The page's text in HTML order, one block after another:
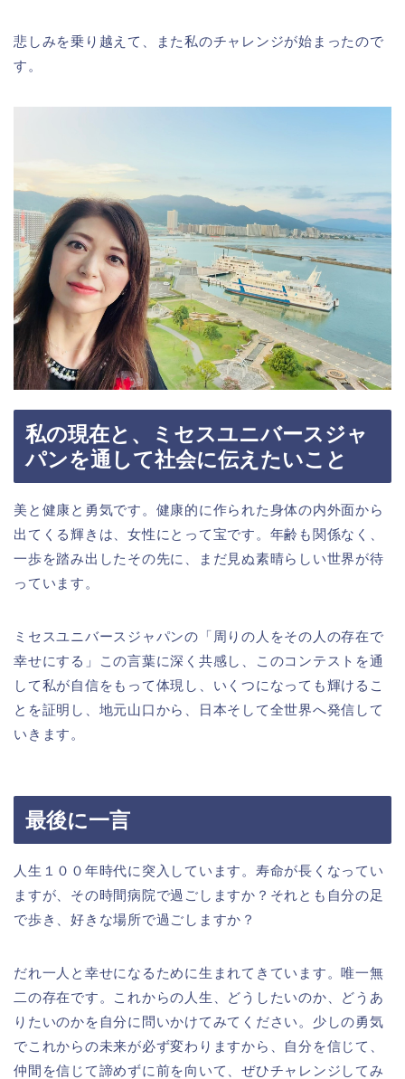
悲しみを乗り越えて、また私のチャレンジが始まったので
す。
私の現在と、ミセスユニバースジャ
パンを通して社会に伝えたいこと
美と健康と勇気です。健康的に作られた身体の内外面から
出てくる輝きは、女性にとって宝です。年齢も関係なく、
一歩を踏み出したその先に、まだ見ぬ素晴らしい世界が待
っています。
ミセスユニバースジャパンの「周りの人をその人の存在で
幸せにする」この言葉に深く共感し、このコンテストを通
して私が自信をもって体現し、いくつになっても輝けるこ
とを証明し、地元山口から、日本そして全世界へ発信して
いきます。
最後に一言
人生１００年時代に突入しています。寿命が長くなってい
ますが、その時間病院で過ごしますか？それとも自分の足
で歩き、好きな場所で過ごしますか？
だれ一人と幸せになるために生まれてきています。唯一無
二の存在です。これからの人生、どうしたいのか、どうあ
りたいのかを自分に問いかけてみてください。少しの勇気
でこれからの未来が必ず変わりますから、自分を信じて、
仲間を信じて諦めずに前を向いて、ぜひチャレンジしてみ